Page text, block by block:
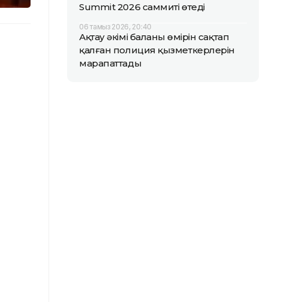
Summit 2026 саммиті өтеді
06 тамыз 2026, 20:40
Ақтау әкімі баланың өмірін сақтап
қалған полиция қызметкерлерін
марапаттады